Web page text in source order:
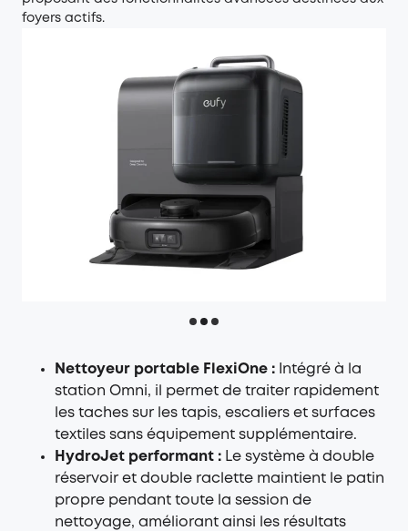
foyers actifs.
Nettoyeur portable FlexiOne : Intégré à la
station Omni, il permet de traiter rapidement
les taches sur les tapis, escaliers et surfaces
textiles sans équipement supplémentaire.
HydroJet performant : Le système à double
réservoir et double raclette maintient le patin
propre pendant toute la session de
nettoyage, améliorant ainsi les résultats